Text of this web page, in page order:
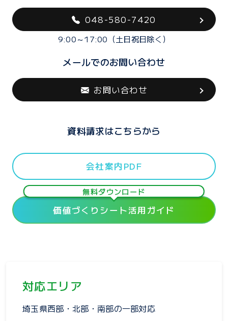
048-580-7420
9:00～17:00（土日祝日除く）
メールでのお問い合わせ
お問い合わせ
資料請求はこちらから
会社案内PDF
無料ダウンロード
価値づくりシート活用ガイド
対応エリア
埼玉県西部・北部・南部の一部対応